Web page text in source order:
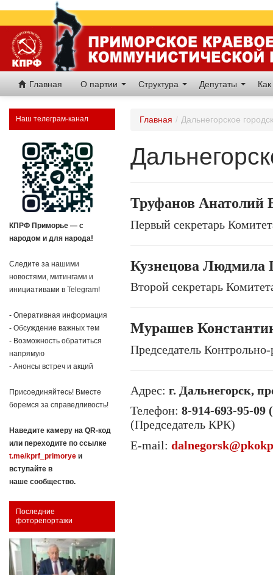
Главная О партии Структура Депутаты
Наш телеграм-канал
КПРФ Приморье — с
народом и для народа!
Следите за нашими
новостями, митингами и
инициативами в Telegram!
- Оперативная информация
- Обсуждение важных тем
- Возможность обратиться
напрямую
- Анонсы встреч и акций
Присоединяйтесь! Вместе
боремся за справедливость!
Наведите камеру на QR-код
или переходите по ссылке
t.me/kprf_primorye и
вступайте в
наше сообщество.
Последние
фоторепортажи
Главная / Дальнегорское
Труфанов Анатолий
Первый секретарь
Кузнецова Людмила
Второй секретарь
Мурашев
Председатель
Адрес:г. Дальнегорск,
Телефон:8-914-693-95-
(Председатель КРК)
E-mail: